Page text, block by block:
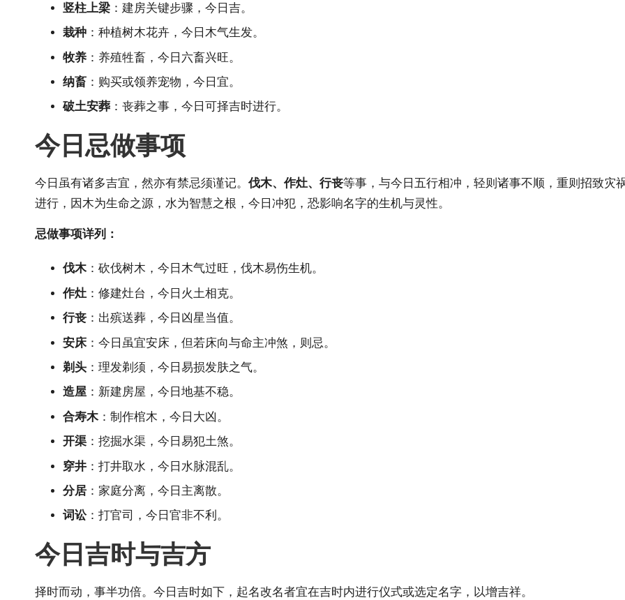
竖柱上梁 ：建房关键步骤，今日吉。
栽种 ：种植树木花卉，今日木气生发。
牧养 ：养殖牲畜，今日六畜兴旺。
纳畜 ：购买或领养宠物，今日宜。
破土安葬 ：丧葬之事，今日可择吉时进行。
今日忌做事项
今日虽有诸多吉宜，然亦有禁忌须谨记。 伐木、作灶、行丧等事，与今日五行相冲，轻则诸事不顺，重则招致灾
进行，因木为生命之源，水为智慧之根，今日冲犯，恐影响名字的生机与灵性。
忌做事项详列：
伐木：砍伐树木，今日木气过旺，伐木易伤生机。
作灶：修建灶台，今日火土相克。
行丧 ：出殡送葬，今日凶星当值。
安床：今日虽宜安床，但若床向与命主冲煞，则忌。
剃头 ：理发剃须，今日易损发肤之气。
造屋 ：新建房屋，今日地基不稳。
合寿木：制作棺木，今日大凶。
开渠 ：挖掘水渠，今日易犯土煞。
穿井 ：打井取水，今日水脉混乱。
分居 ：家庭分离，今日主离散。
词讼：打官司，今日官非不利。
今日吉时与吉方
择时而动，事半功倍。今日吉时如下，起名改名者宜在吉时内进行仪式或选定名字，以增吉祥。